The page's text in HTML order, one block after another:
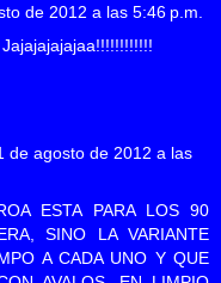
de 2012 a las 5:46 p.m.
de agosto de 2012 a las
ESTA PARA LOS 90
SINO LA VARIANTE
A CADA UNO Y QUE